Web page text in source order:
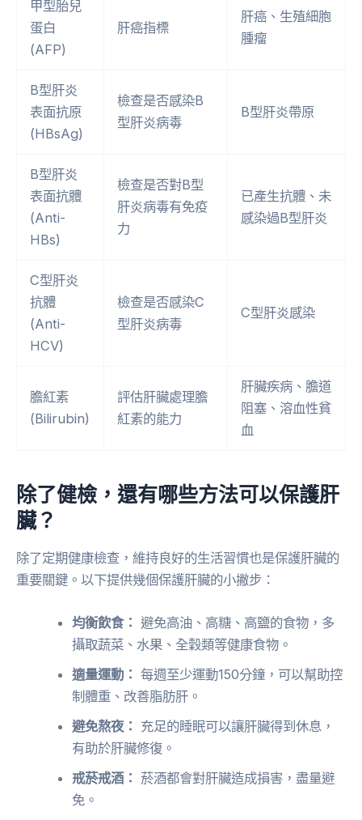
甲型胎兒
蛋白
(AFP)
肝癌指標
肝癌、生殖細胞
腫瘤
B型肝炎
表面抗原
(HBsAg)
檢查是否感染B
型肝炎病毒
B型肝炎帶原
B型肝炎
表面抗體
(Anti-
HBs)
檢查是否對B型
肝炎病毒有免疫
力
已產生抗體、未
感染過B型肝炎
C型肝炎
抗體
(Anti-
HCV)
檢查是否感染C
型肝炎病毒
C型肝炎感染
膽紅素
(Bilirubin)
評估肝臟處理膽
紅素的能力
肝臟疾病、膽道
阻塞、溶血性貧
血
除了健檢，還有哪些方法可以保護肝
臟？
除了定期健康檢查，維持良好的生活習慣也是保護肝臟的
重要關鍵。以下提供幾個保護肝臟的小撇步：
均衡飲食： 避免高油、高糖、高鹽的食物，多
攝取蔬菜、水果、全穀類等健康食物。
適量運動： 每週至少運動150分鐘，可以幫助控
制體重、改善脂肪肝。
避免熬夜： 充足的睡眠可以讓肝臟得到休息，
有助於肝臟修復。
戒菸戒酒： 菸酒都會對肝臟造成損害，盡量避
免。